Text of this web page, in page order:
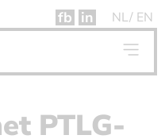
fb in NL EN
PTLG-